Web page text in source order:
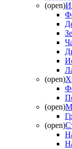
(open)
(open)
(open)
(open)